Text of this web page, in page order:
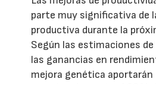
parte muy significativa de
productiva durante la
Según las estimaciones de
las ganancias en
mejora genética aportarán